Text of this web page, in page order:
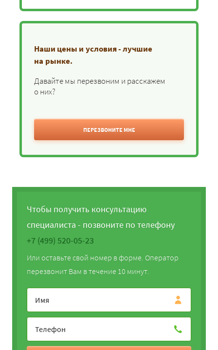
Наши цены и условия - лучшие
на рынке.
Давайте мы перезвоним и расскажем
о них?
ПЕРЕЗВОНИТЕ МНЕ
Чтобы получить консультацию
специалиста - позвоните по телефону
+7 (499) 520-05-23
Или оставьте свой номер в форме. Оператор
перезвонит Вам в течение 10 минут.